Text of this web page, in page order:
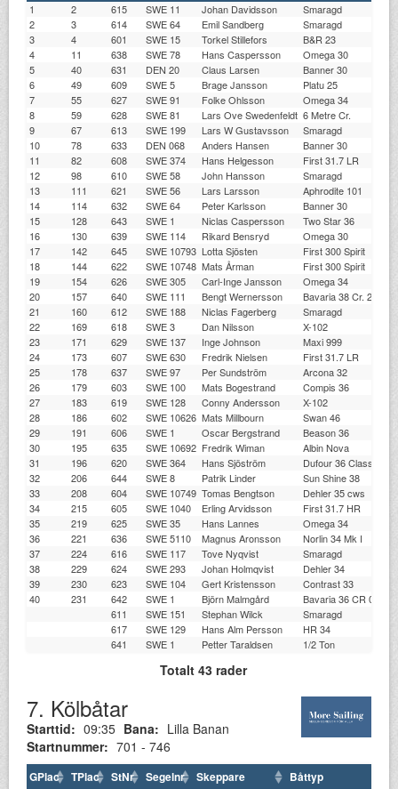
1 2 615 SWE 11 Johan Davidsson
Smaragd
2
3 614 SWE 64 Emil Sandberg
Smaragd
3
4 601 SWE 15 Torkel Stillefors
B&R 23
4
11 638 SWE 78 Hans Caspersson
Omega 30
5
40 631 DEN 20 Claus Larsen
Banner 30
6
49 609 SWE 5 Brage Jansson
Platu 25
7
55 627 SWE 91 Folke Ohlsson
Omega 34
8
59 628 SWE 81 Lars Ove Swedenfeldt 6 Metre Cr.
9
67 613 SWE 199 Lars W Gustavsson
Smaragd
10
78 633 DEN 068 Anders Hansen
Banner 30
11
82 608 SWE 374 Hans Helgesson
First 31.7 LR
12
98 610 SWE 58 John Hansson
Smaragd
13
111 621 SWE 56 Lars Larsson
Aphrodite 101
14
114 632 SWE 64 Peter Karlsson
Banner 30
15
128 643 SWE 1 Niclas Caspersson
Two Star 36
16
130 639 SWE 114 Rikard Bensryd
Omega 30
17
142 645 SWE 10793 Lotta Sjösten
First 300 Spirit
18
144 622 SWE 10748 Mats Årman
First 300 Spirit
19
154 626 SWE 305 Carl-Inge Jansson
Omega 34
20
157 640 SWE 111 Bengt Wernersson
Bavaria 38 Cr. 2002-
21
160 612 SWE 188 Niclas Fagerberg
Smaragd
22
169 618 SWE 3 Dan Nilsson
X-102
23
171 629 SWE 137 Inge Johnson
Maxi 999
24
173 607 SWE 630 Fredrik Nielsen
First 31.7 LR
25
178 637 SWE 97 Per Sundström
Arcona 32
26
179 603 SWE 100 Mats Bogestrand
Compis 36
27
183 619 SWE 128 Conny Andersson
X-102
28
186 602 SWE 10626 Mats Millbourn
Swan 46
29
191 606 SWE 1 Oscar Bergstrand
Beason 36
30
195 635 SWE 10692 Fredrik Wiman
Albin Nova
31
196 620 SWE 364 Hans Sjöström
Dufour 36 Classic
32
206 644 SWE 8 Patrik Linder
Sun Shine 38
33
208 604 SWE 10749 Tomas Bengtson
Dehler 35 cws
34
215 605 SWE 1040 Erling Arvidsson
First 31.7 HR
35
219 625 SWE 35 Hans Lannes
Omega 34
36
221 636 SWE 5110 Magnus Aronsson
Norlin 34 Mk I
37
224 616 SWE 117 Tove Nyqvist
Smaragd
38
229 624 SWE 293 Johan Holmqvist
Dehler 34
39
230 623 SWE 104 Gert Kristensson
Contrast 33
40
231 642 SWE 1 Björn Malmgård
Bavaria 36 CR 01-05
611
SWE 151 Stephan Wilck
Smaragd
617
SWE 129 Hans Alm Persson
HR 34
641
SWE 1 Petter Taraldsen 1/2 Ton
Totalt 43 rader
7. Kölbåtar
Starttid: 09:35 Bana: Lilla Banan
Startnummer: 701 - 746
GPlac TPlac StNr Segelnr Skeppare Båttyp